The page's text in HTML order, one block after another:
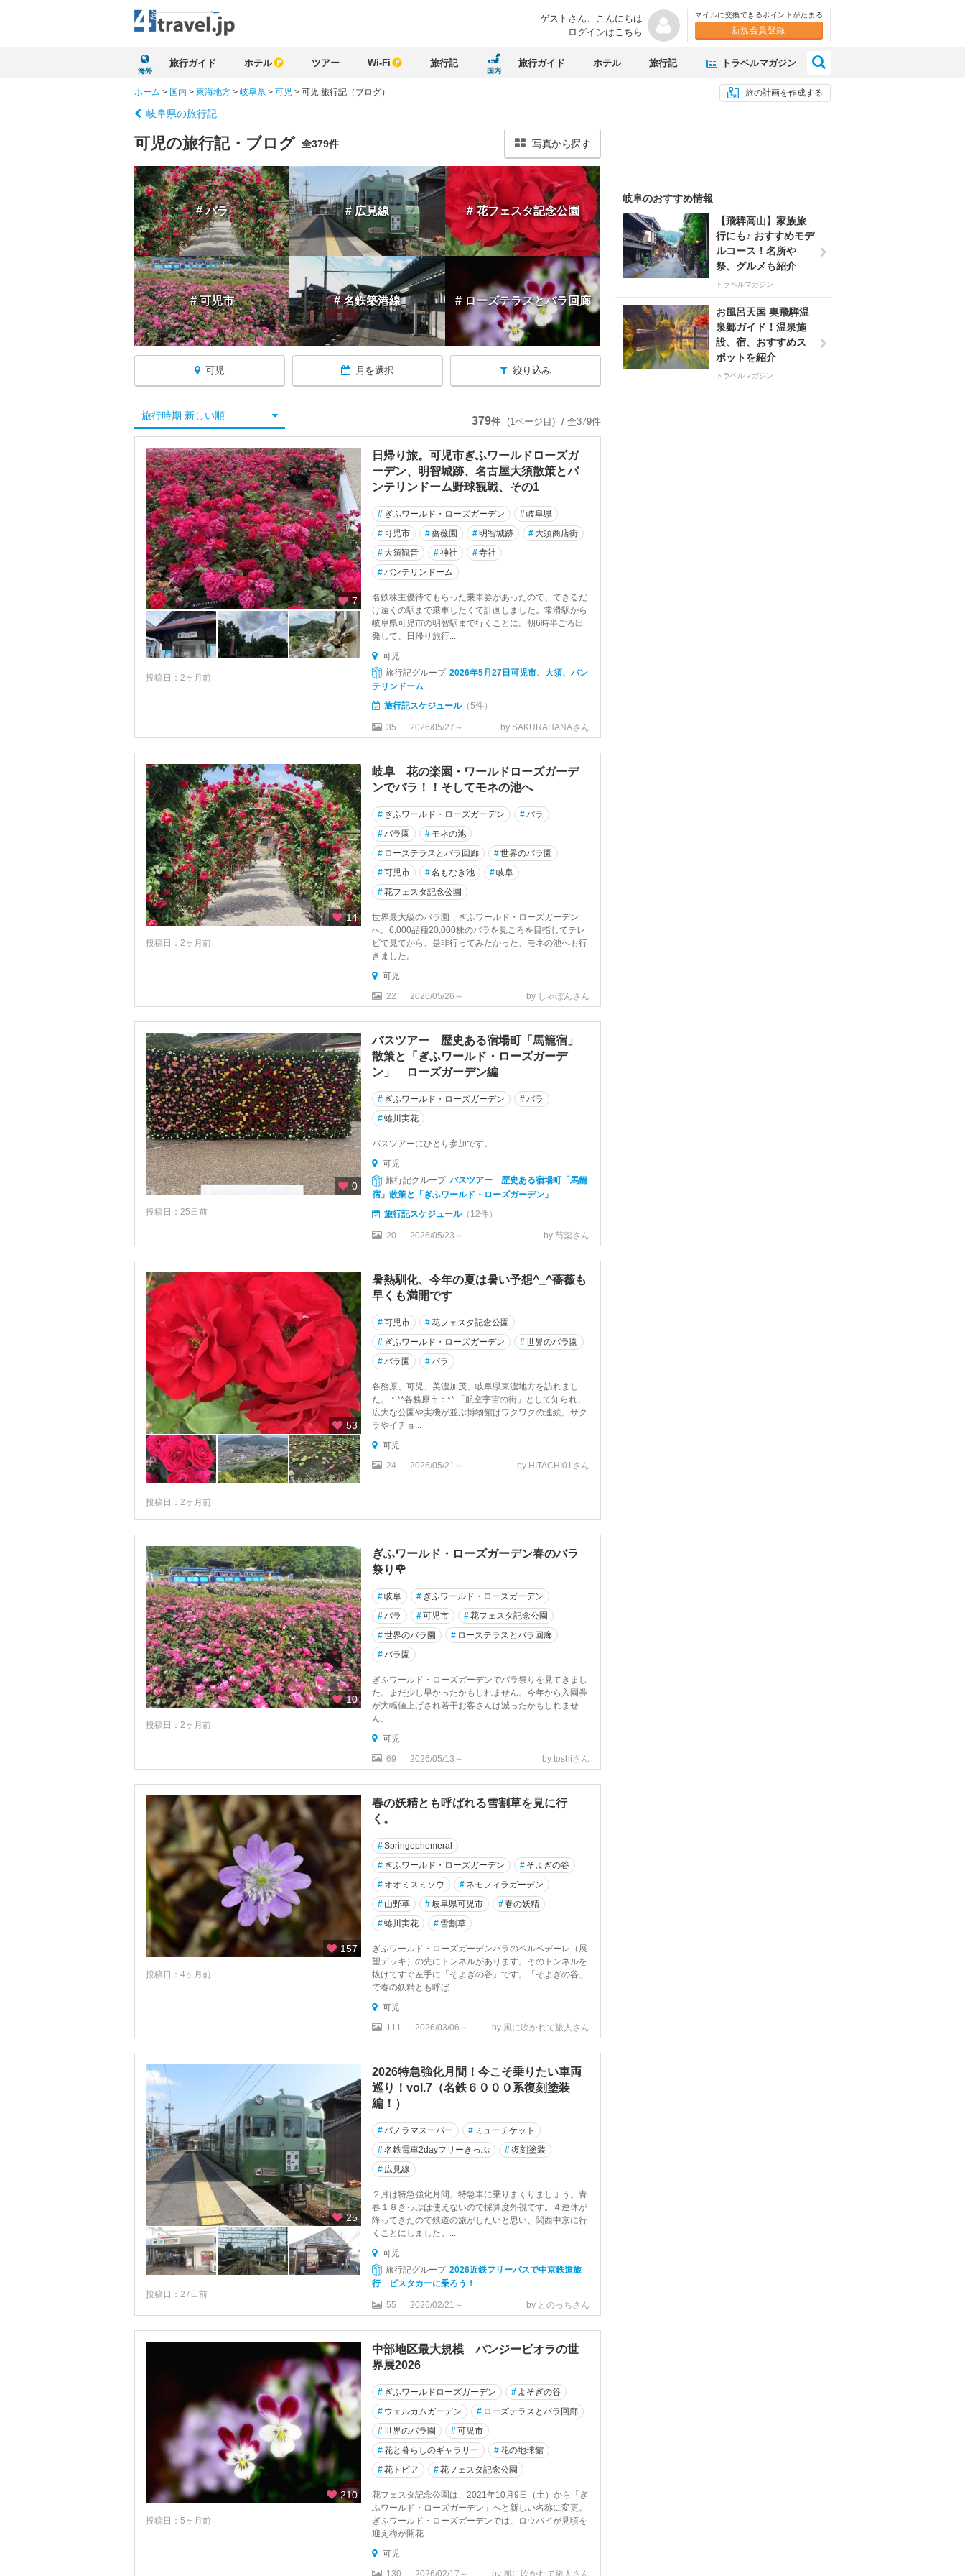
ゲストさん、 こんにちは
ログインはこちら
マイルに交換できるポイントがたまる
新規会員登録
海外
旅行ガイド ホテル ツアー Wi-Fi 旅行記
国内
旅行ガイド ホテル 旅行記 トラベルマガジン
旅の計画を作成する
ホーム > 国内 > 東海地方 > 岐阜県 > 可児 > 可児 旅行記（ブログ）
岐阜県の旅行記
可児の旅行記・ブログ 全379件 写真から探す
# バラ # 広見線 # 花フェスタ記念公園
# 可児市 # 名鉄築港線 # ローズテラスとバラ回廊
可児 月を選択 絞り込み
岐阜へ戻る
岐阜すべて
岐阜・羽島・各務原
大垣・養老
美濃加茂・可児・美濃市
川辺・八百津
関
美濃市
可児
美濃加茂
旅行時期 新しい順 379件 (1ページ目) / 全379件
7
投稿日：2ヶ月前
日帰り旅。可児市ぎふワールドローズガ
ーデン、明智城跡、名古屋大須散策とバ
ンテリンドーム野球観戦、その1
# ぎふワールド・ローズガーデン #岐阜県
#可児市 #薔薇園 #明智城跡 # 大須商店街
# 大須観音 #神社 #寺社
#バンテリンドーム
名鉄株主優待でもらった乗車券があったので、できるだ
け遠くの駅まで乗車したくて計画しました。常滑駅から
岐阜県可児市の明智駅まで行くことに。朝6時半ごろ出
発して、日帰り旅行...
可児
旅行記グループ 2026年5月27日可児市、大須、バン
テリンドーム
旅行記スケジュール（5件）
35 2026/05/27～ by SAKURAHANAさん
14
投稿日：2ヶ月前
岐阜 花の楽園・ワールドローズガーデ
ンでバラ！！そしてモネの池へ
# ぎふワールド・ローズガーデン #バラ
#バラ園 # モネの池
# ローズテラスとバラ回廊 #世界のバラ園
#可児市 #名もなき池 #岐阜
#花フェスタ記念公園
世界最大級のバラ園 ぎふワールド・ローズガーデン
へ。6,000品種20,000株のバラを見ごろを目指してテレ
ビで見てから、是非行ってみたかった、モネの池へも行
きました。
可児
22
2026/05/26～ by しゃぼんさん
0
投稿日：25日前
バスツアー 歴史ある宿場町「馬籠宿」
散策と「ぎふワールド・ローズガーデ
ン」 ローズガーデン編
# ぎふワールド・ローズガーデン #バラ
#蜷川実花
バスツアーにひとり参加です。
可児
旅行記グループ バスツアー 歴史ある宿場町「馬籠
宿」散策と「ぎふワールド・ローズガーデン」
旅行記スケジュール（12件）
20 2026/05/23～ by 芍薬さん
53
投稿日：2ヶ月前
暑熱馴化、今年の夏は暑い予想^_^薔薇も
早くも満開です
#可児市 #花フェスタ記念公園
# ぎふワールド・ローズガーデン #世界のバラ園
#バラ園 #バラ
各務原、可児、美濃加茂、岐阜県東濃地方を訪れまし
た。 * **各務原市：** 「航空宇宙の街」として知られ、
広大な公園や実機が並ぶ博物館はワクワクの連続。サク
ラやイチョ...
可児
24
2026/05/21～ by HITACHI01さん
10
投稿日：2ヶ月前
ぎふワールド・ローズガーデン春のバラ
祭り🌹
#岐阜 # ぎふワールド・ローズガーデン
#バラ #可児市 #花フェスタ記念公園
#世界のバラ園 # ローズテラスとバラ回廊
#バラ園
ぎふワールド・ローズガーデンでバラ祭りを見てきまし
た。まだ少し早かったかもしれません。今年から入園券
が大幅値上げされ若干お客さんは減ったかもしれませ
ん。
可児
69
2026/05/13～ by toshiさん
157
投稿日：4ヶ月前
春の妖精とも呼ばれる雪割草を見に行
く。
#Springephemeral
# ぎふワールド・ローズガーデン # そよぎの谷
# オオミスミソウ # ネモフィラガーデン
# 山野草 #岐阜県可児市 #春の妖精
#蜷川実花 # 雪割草
ぎふワールド・ローズガーデンバラのベルベデーレ（展
望デッキ）の先にトンネルがあります。そのトンネルを
抜けてすぐ左手に「そよぎの谷」です。「そよぎの谷」
で春の妖精とも呼ば...
可児
111
2026/03/06～ by 風に吹かれて旅人さん
25
投稿日：27日前
2026特急強化月間！今こそ乗りたい車両
巡り！vol.7（名鉄６０００系復刻塗装
編！）
# パノラマスーパー # ミューチケット
#名鉄電車2dayフリーきっぷ #復刻塗装
# 広見線
２月は特急強化月間。特急車に乗りまくりましょう。青
春１８きっぷは使えないので採算度外視です。４連休が
降ってきたので鉄道の旅がしたいと思い、関西中京に行
くことにしました。...
可児
旅行記グループ 2026近鉄フリーパスで中京鉄道旅
行 ビスタカーに乗ろう！
55 2026/02/21～ by とのっちさん
210
投稿日：5ヶ月前
中部地区最大規模 パンジービオラの世
界展2026
# ぎふワールドローズガーデン # よそぎの谷
# ウェルカムガーデン # ローズテラスとバラ回廊
#世界のバラ園 #可児市
#花と暮らしのギャラリー #花の地球館
#花トピア #花フェスタ記念公園
花フェスタ記念公園は、2021年10月9日（土）から「ぎ
ふワールド・ローズガーデン」へと新しい名称に変更。
ぎふワールド・ローズガーデンでは、ロウバイが見頃を
迎え梅が開花...
可児
130
2026/02/17～ by 風に吹かれて旅人さん
岐阜のおすすめ情報
【飛騨高山】家族旅
行にも♪ おすすめモデ
ルコース！名所や
祭、グルメも紹介
トラベルマガジン
お風呂天国 奥飛騨温
泉郷ガイド！温泉施
設、宿、おすすめス
ポットを紹介
トラベルマガジン